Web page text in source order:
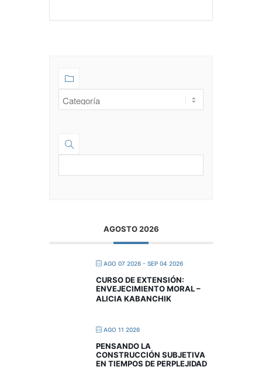
AGOSTO 2026
AGO 07 2026 - SEP 04 2026
CURSO DE EXTENSIÓN:
ENVEJECIMIENTO MORAL –
ALICIA KABANCHIK
AGO 11 2026
PENSANDO LA
CONSTRUCCIÓN SUBJETIVA
EN TIEMPOS DE PERPLEJIDAD